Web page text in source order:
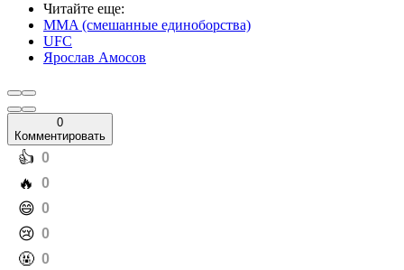
Читайте еще:
MMA (смешанные единоборства)
UFC
Ярослав Амосов
0
Комментировать
️👍 0
️🔥 0
️😄 0
️😢 0
️🤬 0